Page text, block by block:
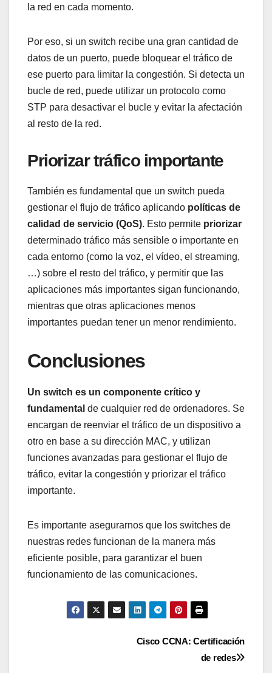
la red en cada momento.
Por eso, si un switch recibe una gran cantidad de
datos de un puerto, puede bloquear el tráfico de
ese puerto para limitar la congestión. Si detecta un
bucle de red, puede utilizar un protocolo como
STP para desactivar el bucle y evitar la afectación
al resto de la red.
Priorizar tráfico importante
También es fundamental que un switch pueda
gestionar el flujo de tráfico aplicando políticas de
calidad de servicio (QoS). Esto permite priorizar
determinado tráfico más sensible o importante en
cada entorno (como la voz, el vídeo, el streaming,
…) sobre el resto del tráfico, y permitir que las
aplicaciones más importantes sigan funcionando,
mientras que otras aplicaciones menos
importantes puedan tener un menor rendimiento.
Conclusiones
Un switch es un componente crítico y
fundamental de cualquier red de ordenadores. Se
encargan de reenviar el tráfico de un dispositivo a
otro en base a su dirección MAC, y utilizan
funciones avanzadas para gestionar el flujo de
tráfico, evitar la congestión y priorizar el tráfico
importante.
Es importante asegurarnos que los switches de
nuestras redes funcionan de la manera más
eficiente posible, para garantizar el buen
funcionamiento de las comunicaciones.
Cisco CCNA: Certificación
de redes